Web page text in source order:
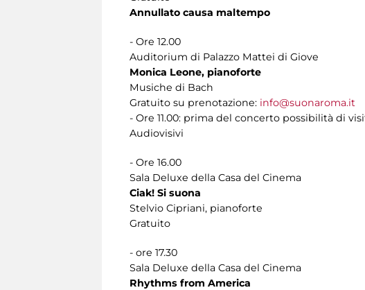
Annullato causa maltempo
- Ore 12.00
Auditorium di Palazzo Mattei di Giove
Monica Leone, pianoforte
Musiche di Bach
Gratuito su prenotazione: info@suonaroma.it
- Ore 11.00: prima del concerto possibilità di
Audiovisivi
- Ore 16.00
Sala Deluxe della Casa del Cinema
Ciak! Si suona
Stelvio Cipriani, pianoforte
Gratuito
- ore 17.30
Sala Deluxe della Casa del Cinema
Rhythms from America